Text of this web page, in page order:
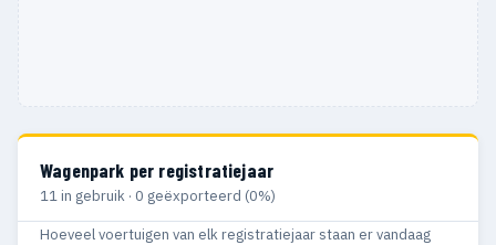
Wagenpark per registratiejaar
11 in gebruik · 0 geëxporteerd (0%)
Hoeveel voertuigen van elk registratiejaar staan er vandaag